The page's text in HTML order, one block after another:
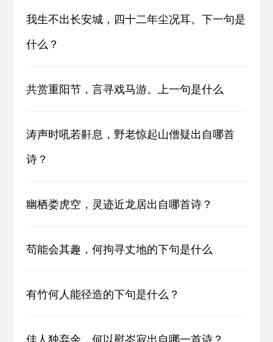
我生不出长安城，四十二年尘况耳。下一句是
什么？
共赏重阳节，言寻戏马游。上一句是什么
涛声时吼若鼾息，野老惊起山僧疑出自哪首
诗？
幽栖娄虎空，灵迹近龙居出自哪首诗？
苟能会其趣，何拘寻丈地的下句是什么
有竹何人能径造的下句是什么？
佳人独弃余，何以慰岑寂出自哪一首诗？